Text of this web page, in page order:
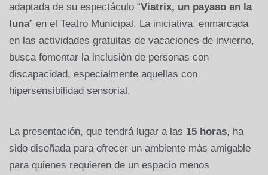
adaptada de su espectáculo “Viatrix, un payaso en la
luna” en el Teatro Municipal. La iniciativa, enmarcada
en las actividades gratuitas de vacaciones de invierno,
busca fomentar la inclusión de personas con
discapacidad, especialmente aquellas con
hipersensibilidad sensorial.
La presentación, que tendrá lugar a las 15 horas, ha
sido diseñada para ofrecer un ambiente más amigable
para quienes requieren de un espacio menos